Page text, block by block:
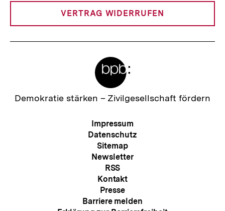
VERTRAG WIDERRUFEN
Zur
Demokratie stärken – Zivilgesellschaft fördern
Meta-
Navigation
Impressum
Datenschutz
Sitemap
Newsletter
RSS
Kontakt
Presse
Barriere melden